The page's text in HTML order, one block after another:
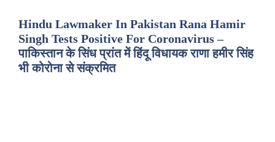
Hindu Lawmaker In Pakistan Rana Hamir
Singh Tests Positive For Coronavirus –
पाकिस्तान के सिंध प्रांत में हिंदू विधायक राणा हमीर सिंह
भी कोरोना से संक्रमित